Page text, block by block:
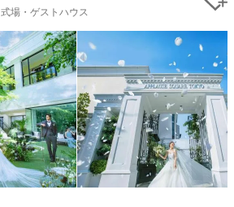
式場・ゲストハウス